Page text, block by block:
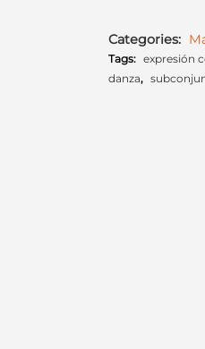
Categories:
Tags: expresión
danza,